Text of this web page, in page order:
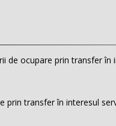
de ocupare prin transfer în
prin transfer în interesul